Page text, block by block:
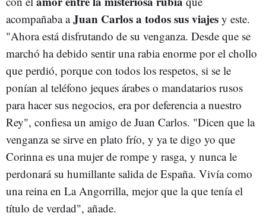
acompañaba aJuan Carlos a todos sus viajes y este.
"Ahora está disfrutando de su venganza. Desde que se
marchó ha debido sentir una rabia enorme por el chollo
que perdió, porque con todos los respetos, si se le
ponían al teléfono jeques árabes o mandatarios rusos
para hacer sus negocios, era por deferencia a nuestro
Rey", confiesa un amigo de Juan Carlos. "Dicen que la
venganza se sirve en plato frío, y ya te digo yo que
Corinna es una mujer de rompe y rasga, y nunca le
perdonará su humillante salida de España. Vivía como
una reina en La Angorrilla, mejor que la que tenía el
título de verdad", añade.